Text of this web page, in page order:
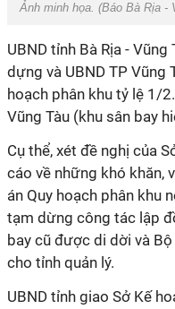
Ảnh minh họa. (Báo Bà Rịa -
UBND tỉnh Bà Rịa -
dựng và UBND TP Vũng
hoạch phân khu tỷ lệ 1/
Vũng Tàu (khu sân bay
Cụ thể, xét đề nghị của
cáo về những khó khăn,
án Quy hoạch phân khu
tạm dừng công tác lập
bay cũ được di dời và
cho tỉnh quản lý.
UBND tỉnh giao Sở Kế